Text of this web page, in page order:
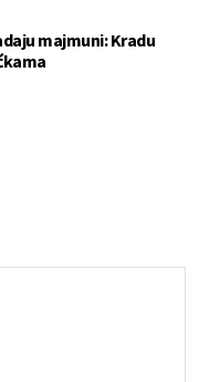
majmuni: Kradu